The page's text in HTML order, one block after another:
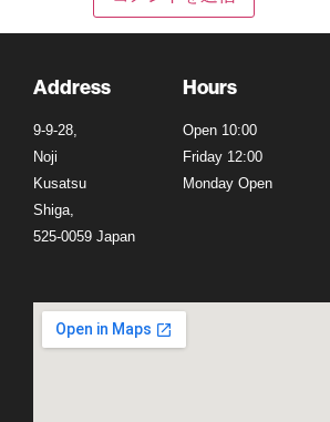
Address
9-9-28,
Noji
Kusatsu
Shiga,
525-0059 Japan
Hours
Open 10:00
Friday 12:00
Monday Open